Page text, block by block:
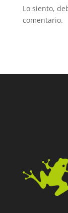
Lo siento,
comentario.